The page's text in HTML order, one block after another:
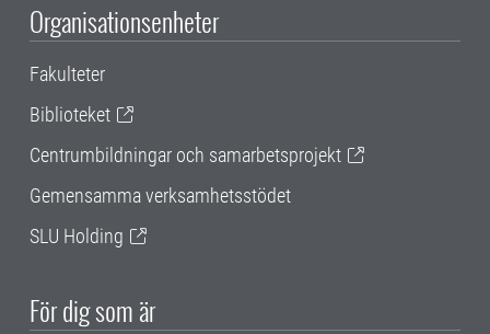
Organisationsenheter
Fakulteter
Biblioteket
Centrumbildningar och samarbetsprojekt
Gemensamma verksamhetsstödet
SLU Holding
För dig som är